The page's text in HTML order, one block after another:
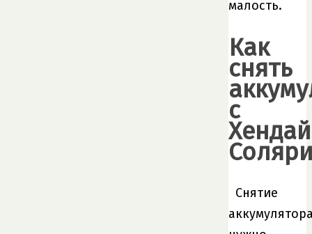
малость.
Как
снять
с
Хендай
Снятие